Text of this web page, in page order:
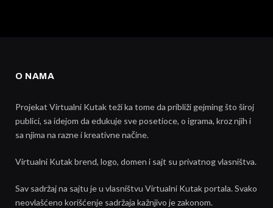
O NAMA
Projekat Virtualni Kutak teži ka tome da približi gejming što široj
publici, sa idejom da edukuje sve posetioce, o igrama, kroz njih i
sa njima na razne i kreativne načine.
Virtualni Kutak brend, logo, domen i sajt su privatnog vlasništva.
Sav sadržaj na sajtu je u vlasništvu Virtualni Kutak portala. Svako
neovlašćeno korišćenje sadržaja kažnjivo je zakonom.